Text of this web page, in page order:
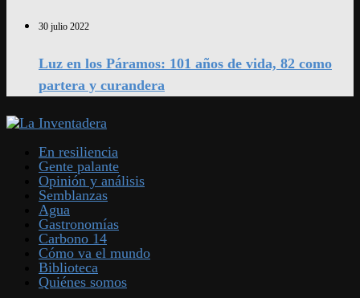
30 julio 2022
Luz en los Páramos: 101 años de vida, 82 como
partera y curandera
En resiliencia
Gente palante
Opinión y análisis
Semblanzas
Agua
Gastronomías
Carbono 14
Cómo va el mundo
Biblioteca
Quiénes somos